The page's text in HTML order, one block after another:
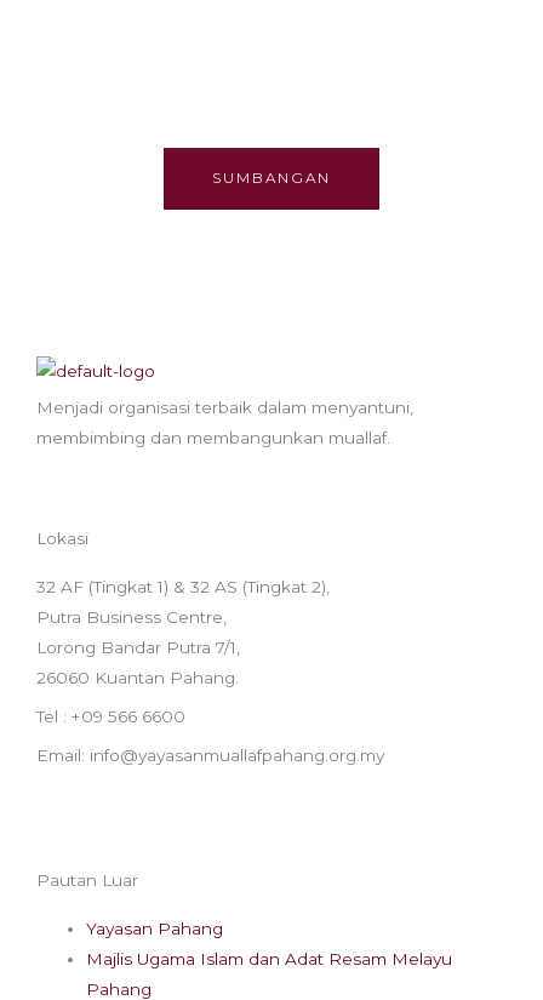
SUMBANGAN
Menjadi organisasi terbaik dalam menyantuni,
membimbing dan membangunkan muallaf.
Lokasi
32 AF (Tingkat 1) & 32 AS (Tingkat 2),
Putra Business Centre,
Lorong Bandar Putra 7/1,
26060 Kuantan Pahang.
Tel : +09 566 6600
Email: info@yayasanmuallafpahang.org.my
Pautan Luar
Yayasan Pahang
Majlis Ugama Islam dan Adat Resam Melayu
Pahang